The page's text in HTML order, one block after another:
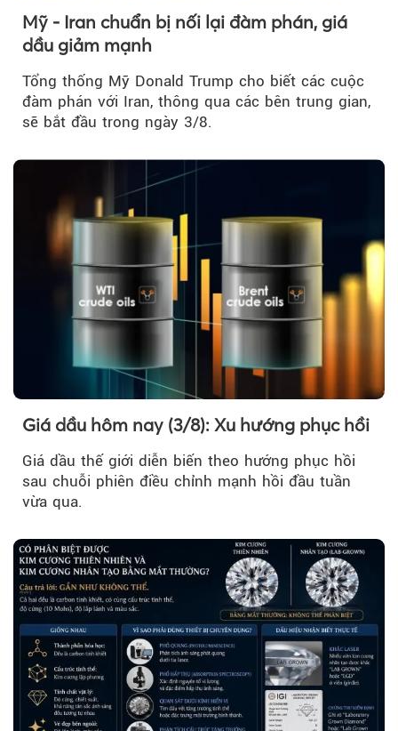
Mỹ - Iran chuẩn bị nối lại đàm phán, giá
dầu giảm mạnh
Tổng thống Mỹ Donald Trump cho biết các cuộc
đàm phán với Iran, thông qua các bên trung gian,
sẽ bắt đầu trong ngày 3/8.
Giá dầu hôm nay (3/8): Xu hướng phục hồi
Giá dầu thế giới diễn biến theo hướng phục hồi
sau chuỗi phiên điều chỉnh mạnh hồi đầu tuần
vừa qua.